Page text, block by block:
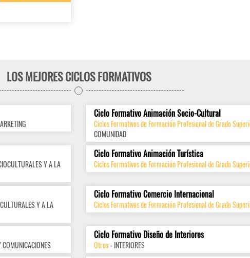
LOS MEJORES CICLOS FORMATIVOS
Ciclo Formativo Animación Socio-Cultural
Ciclos Formativos de Formación Profesional de Grado
COMUNIDAD
Y A LA
Ciclo Formativo Animación Turística
Ciclos Formativos de Formación Profesional de Grado
Y A LA
Ciclo Formativo Comercio Internacional
Ciclos Formativos de Formación Profesional de Grado
Ciclo Formativo Diseño de Interiores
Otros- INTERIORES